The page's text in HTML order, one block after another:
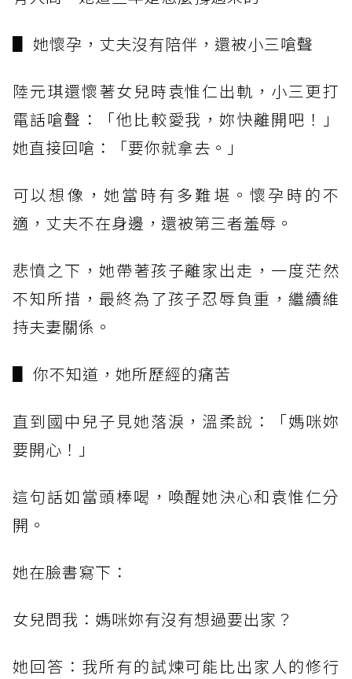
▋ 她懷孕，丈夫沒有陪伴，還被小三嗆聲
陸元琪還懷著女兒時袁惟仁出軌，小三更打
電話嗆聲：「他比較愛我，妳快離開吧！」
她直接回嗆：「要你就拿去。」
可以想像，她當時有多難堪。懷孕時的不
適，丈夫不在身邊，還被第三者羞辱。
悲憤之下，她帶著孩子離家出走，一度茫然
不知所措，最終為了孩子忍辱負重，繼續維
持夫妻關係。
▋ 你不知道，她所歷經的痛苦
直到國中兒子見她落淚，溫柔說：「媽咪妳
要開心！」
這句話如當頭棒喝，喚醒她決心和袁惟仁分
開。
她在臉書寫下：
女兒問我：媽咪妳有沒有想過要出家？
她回答：我所有的試煉可能比出家人的修行